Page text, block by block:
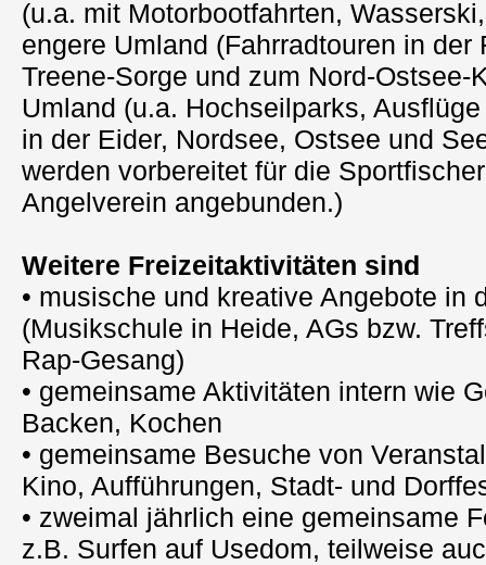
(u.a. mit Motorbootfahrten,
engere Umland (Fahrradtouren in
Treene-Sorge und zum Nord-Ostsee-
Umland (u.a. Hochseilparks,
in der Eider, Nordsee, Ostsee und
werden vorbereitet für die
Angelverein angebunden.)
Weitere Freizeitaktivitäten sind
• musische und kreative Angebote in
(Musikschule in Heide, AGs bzw.
Rap-Gesang)
• gemeinsame Aktivitäten intern wie
Backen, Kochen
• gemeinsame Besuche von
Kino, Aufführungen, Stadt- und
• zweimal jährlich eine gemeinsame
z.B. Surfen auf Usedom, teilweise